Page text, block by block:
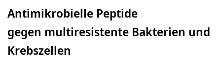
Antimikrobielle Peptide
gegen multiresistente Bakterien und
Krebszellen